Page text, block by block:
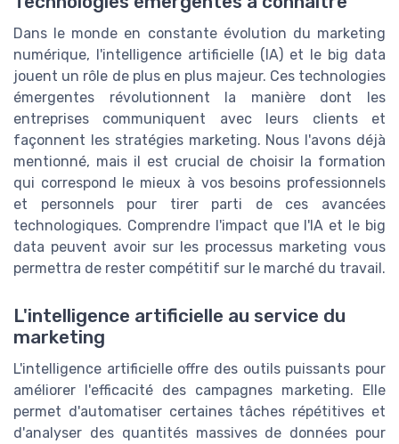
Dans le monde en constante évolution du marketing
numérique, l'intelligence artificielle (IA) et le big data
jouent un rôle de plus en plus majeur. Ces technologies
émergentes révolutionnent la manière dont les
entreprises communiquent avec leurs clients et
façonnent les stratégies marketing. Nous l'avons déjà
mentionné, mais il est crucial de choisir la formation
qui correspond le mieux à vos besoins professionnels
et personnels pour tirer parti de ces avancées
technologiques. Comprendre l'impact que l'IA et le big
data peuvent avoir sur les processus marketing vous
permettra de rester compétitif sur le marché du travail.
L'intelligence artificielle au service du
marketing
L'intelligence artificielle offre des outils puissants pour
améliorer l'efficacité des campagnes marketing. Elle
permet d'automatiser certaines tâches répétitives et
d'analyser des quantités massives de données pour